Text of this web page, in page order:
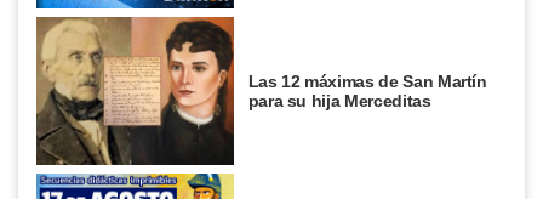
Las 12 máximas de San Martín
para su hija Merceditas